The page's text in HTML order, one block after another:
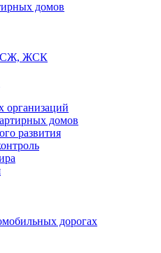
домов
ЖСК
организаций
домов
развития
дорогах